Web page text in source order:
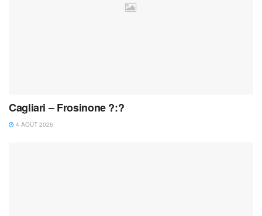
Cagliari – Frosinone ?:?
4 AOÛT 2026